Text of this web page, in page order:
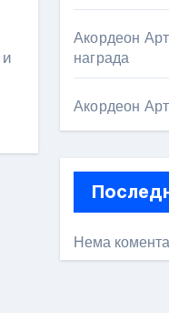
Акордеон
награда
Акордеон
Нема